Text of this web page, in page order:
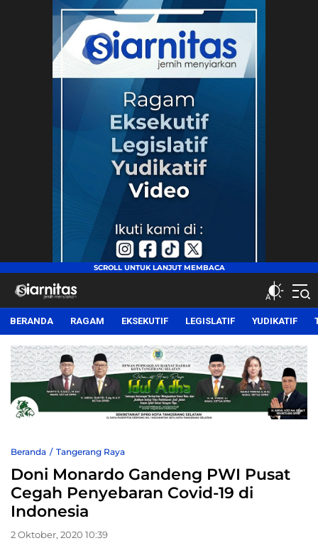
siarnitas
Jernih Menyiarkan
BERANDA RAGAM EKSEKUTIF LEGISLATIF YUDIKATIF
Beranda Tangerang Raya
Doni Monardo Gandeng PWI Pusat
Cegah Penyebaran Covid-19 di
Indonesia
2 Oktober, 2020 10:39